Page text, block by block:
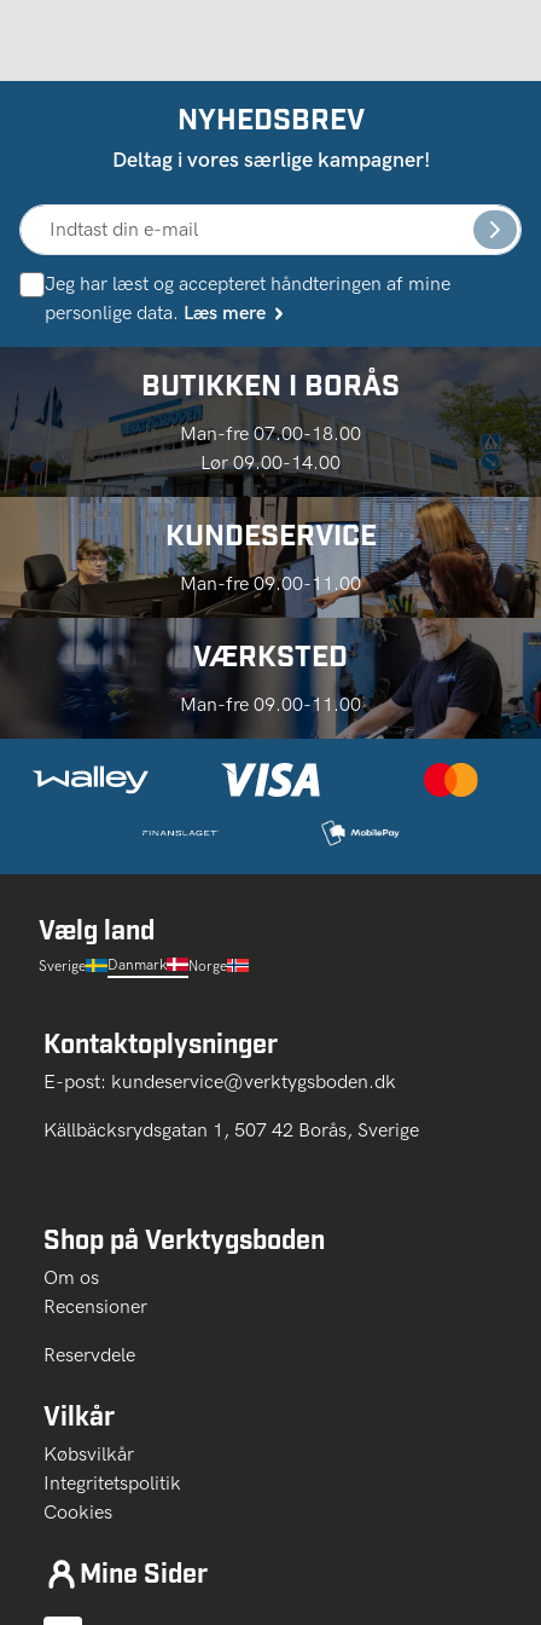
NYHEDSBREV
Deltag i vores særlige kampagner!
Jeg har læst og accepteret håndteringen af ​​mine
personlige data. Læs mere
BUTIKKEN I BORÅS
Man-fre 07.00-18.00
Lør 09.00-14.00
KUNDESERVICE
Man-fre 09.00-11.00
VÆRKSTED
Man-fre 09.00-11.00
Vælg land
Sverige Danmark Norge
Kontaktoplysninger
E-post: kundeservice@verktygsboden.dk
Källbäcksrydsgatan 1, 507 42 Borås, Sverige
Shop på Verktygsboden
Om os
Recensioner
Reservdele
Vilkår
Købsvilkår
Integritetspolitik
Cookies
Mine Sider